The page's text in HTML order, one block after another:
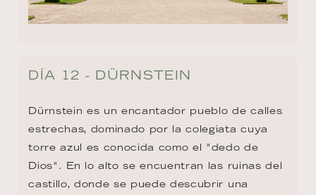
DÍA 12 - DÜRNSTEIN
Dürnstein es un encantador pueblo de calles
estrechas, dominado por la colegiata cuya
torre azul es conocida como el "dedo de
Dios". En lo alto se encuentran las ruinas del
castillo, donde se puede descubrir una